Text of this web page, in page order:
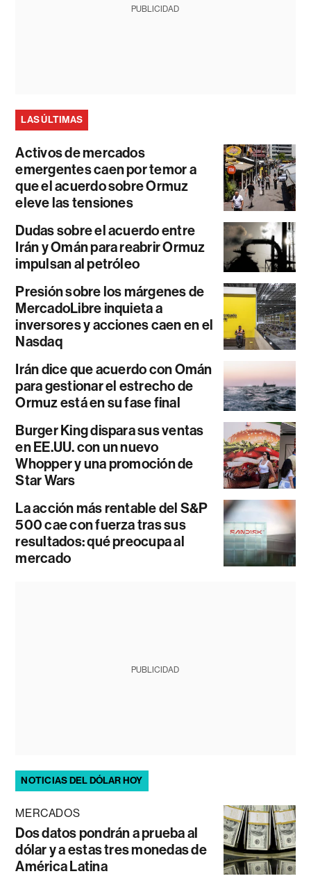
PUBLICIDAD
LAS ÚLTIMAS
Activos de mercados
emergentes caen por temor a
que el acuerdo sobre Ormuz
eleve las tensiones
Dudas sobre el acuerdo entre
Irán y Omán para reabrir Ormuz
impulsan al petróleo
Presión sobre los márgenes de
MercadoLibre inquieta a
inversores y acciones caen en el
Nasdaq
Irán dice que acuerdo con Omán
para gestionar el estrecho de
Ormuz está en su fase final
Burger King dispara sus ventas
en EE.UU. con un nuevo
Whopper y una promoción de
Star Wars
La acción más rentable del S&P
500 cae con fuerza tras sus
resultados: qué preocupa al
mercado
PUBLICIDAD
NOTICIAS DEL DÓLAR HOY
MERCADOS
Dos datos pondrán a prueba al
dólar y a estas tres monedas de
América Latina